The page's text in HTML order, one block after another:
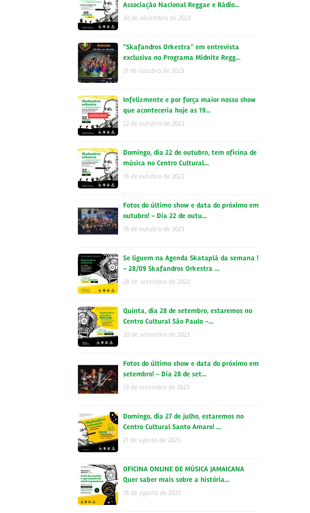
Associação Nacional Reggae e Rádio…
30 de novembro de 2023
“Skafandros Orkestra” em entrevista
exclusiva no Programa Midnite Regg…
31 de outubro de 2023
Infelizmente e por força maior nosso show
que aconteceria hoje as 19…
22 de outubro de 2023
Domingo, dia 22 de outubro, tem oficina de
música no Centro Cultural…
16 de outubro de 2023
Fotos do último show e data do próximo em
outubro! – Dia 22 de outu…
16 de outubro de 2023
Se liguem na Agenda Skataplá da semana !
– 28/09 Skafandros Orkestra …
28 de setembro de 2023
Quinta, dia 28 de setembro, estaremos no
Centro Cultural São Paulo -…
20 de setembro de 2023
Fotos do último show e data do próximo em
setembro! – Dia 28 de set…
19 de setembro de 2023
Domingo, dia 27 de julho, estaremos no
Centro Cultural Santo Amaro! …
21 de agosto de 2023
OFICINA ONLINE DE MÚSICA JAMAICANA
Quer saber mais sobre a história…
18 de agosto de 2023